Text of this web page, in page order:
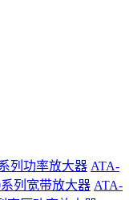
列功率放大器 ATA-
列宽带放大器 ATA-